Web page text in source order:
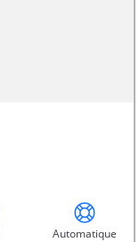
Automatique